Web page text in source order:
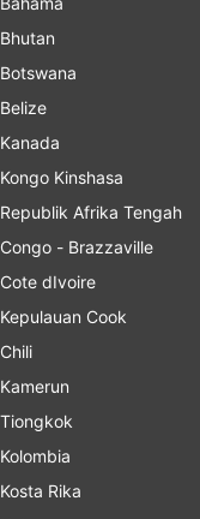
Bhutan
Botswana
Belize
Kanada
Kongo Kinshasa
Republik Afrika Tengah
Congo - Brazzaville
Cote dIvoire
Kepulauan Cook
Chili
Kamerun
Tiongkok
Kolombia
Kosta Rika